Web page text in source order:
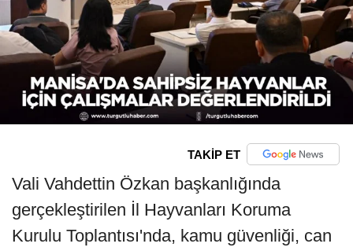
TAKİP ET
Vali Vahdettin Özkan başkanlığında
gerçekleştirilen İl Hayvanları Koruma
Kurulu Toplantısı'nda, kamu güvenliği, can